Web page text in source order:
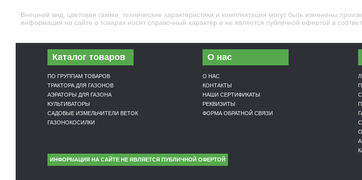
Внешний вид, цветовая гамма, технические характеристики и комплектация могут быть изменены
информация на сайте о товарах носит справочный характер и не является публичной офертой в
Каталог товаров
ПО ГРУППАМ ТОВАРОВ
ТРАКТОРА ДЛЯ ГАЗОНОВ
АЭРАТОРЫ ДЛЯ ГАЗОНА
КУЛЬТИВАТОРЫ
САДОВЫЕ ИЗМЕЛЬЧИТЕЛИ ВЕТОК
ГАЗОНОКОСИЛКИ
О нас
О НАС
КОНТАКТЫ
НАШИ CЕРТИФИКАТЫ
РЕКВИЗИТЫ
ФОРМА ОБРАТНОЙ СВЯЗИ
ИНФОРМАЦИЯ НА САЙТЕ НЕ ЯВЛЯЕТСЯ ПУБЛИЧНОЙ ОФЕРТОЙ